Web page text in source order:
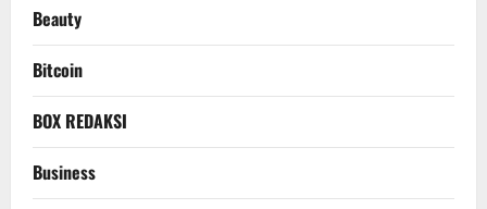
Beauty
Bitcoin
BOX REDAKSI
Business